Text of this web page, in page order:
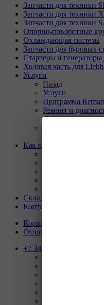
Запчасти для техники
Запчасти для техники
Запчасти для техники
Опорно-поворотные
Охлаждающая система
Запчасти для буровых
Стартеры и генераторы
Ходовая часть для
Услуги
Назад
Услуги
Программа Reman
Ремонт и
дорожно-
Как купить
Склады
Контакты
Корзина
Отложенные
+7 343 247-83-62